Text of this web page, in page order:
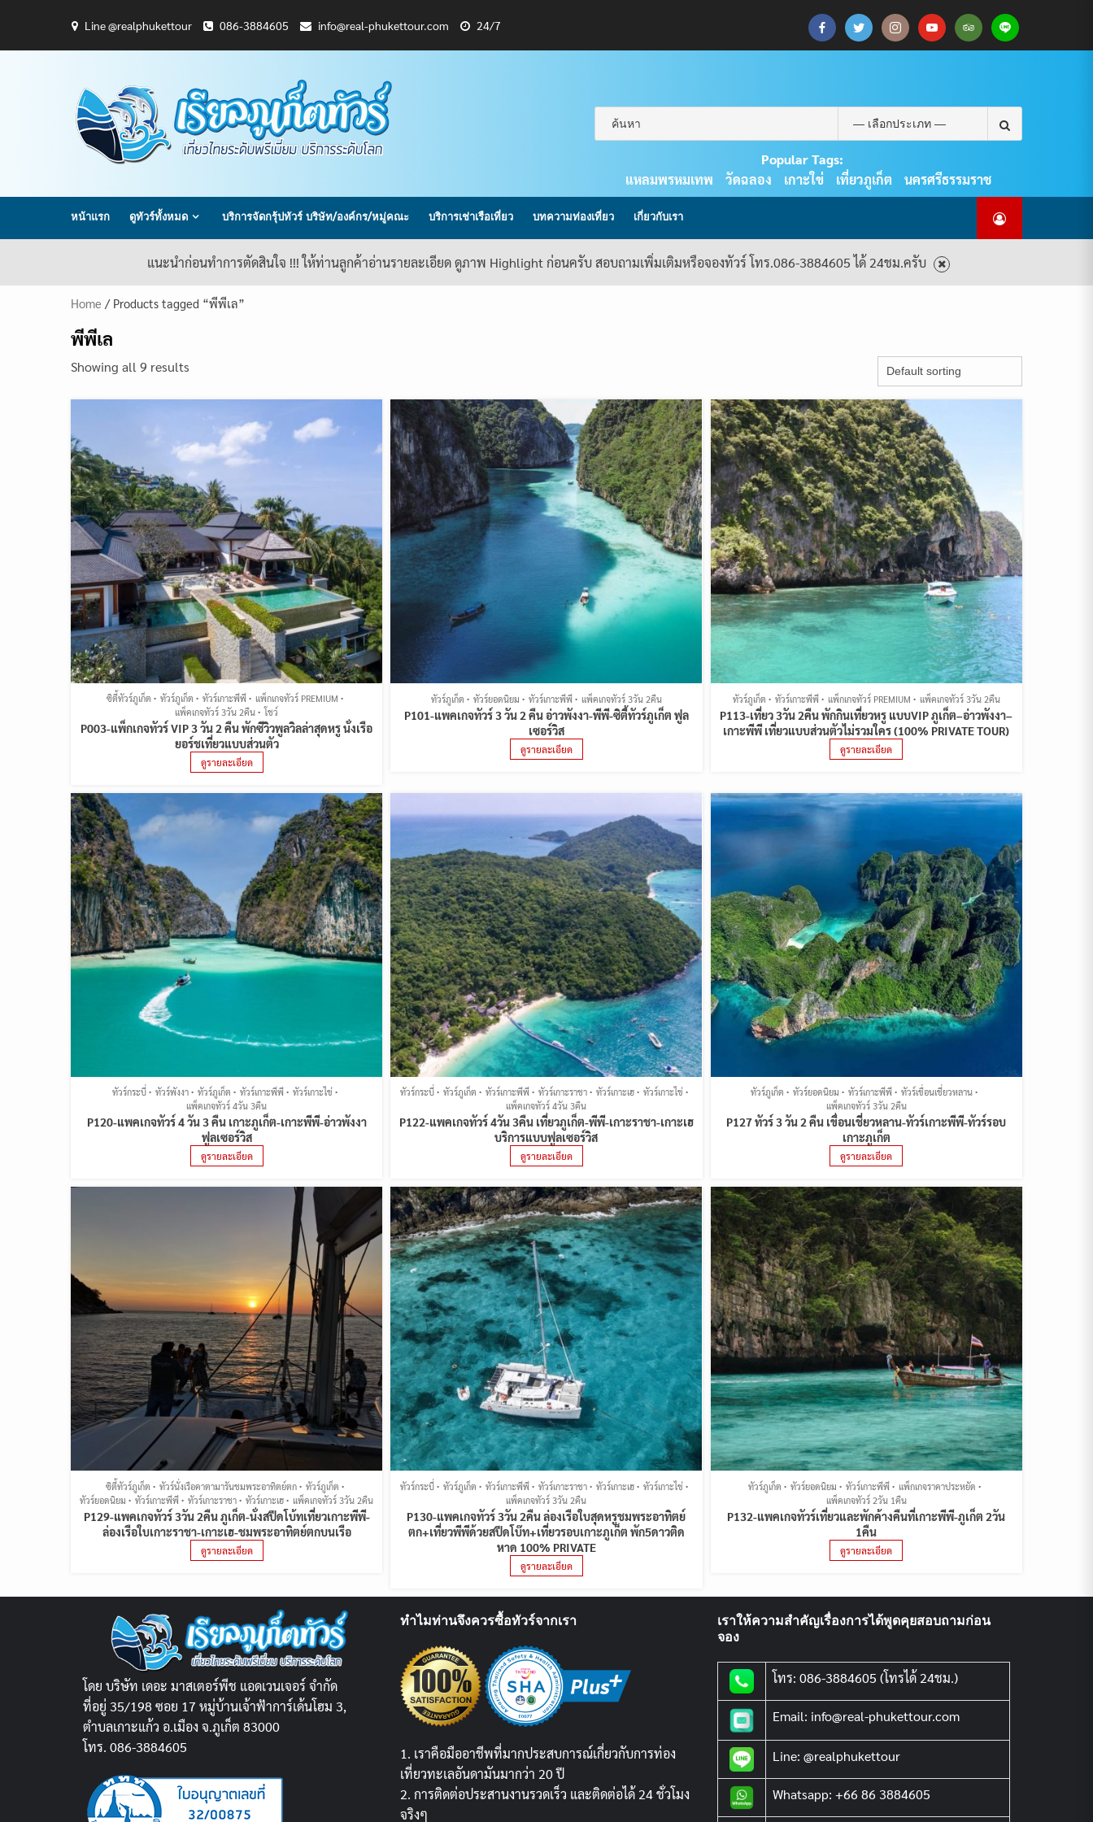
content
Line @realphukettour 086-3884605 info@real-phukettour.com
24/7
CHECKOUT
SAMPLE
บทความ
ยินดี
PHUKET
เกี่ยว
แพ็คเกจ
Search
for:
Popular Tags:
แหลมพรหมเทพ
วัดฉลอง เกาะใข่ เที่ยวภูเก็ต นครศรีธรรมราช
หน้าแรก ดูทัวร์ทั้งหมด บริการจัดกรุ้ปทัวร์ บริษัท/องค์กร/หมู่คณะ บริการเช่าเรือเที่ยว บทความท่องเที่ยว เกี่ยวกับเรา
แนะนำก่อนทำการตัดสินใจ !!! ให้ท่านลูกค้าอ่านรายละเอียด ดูภาพ Highlight ก่อนครับ สอบถามเพิ่มเติมหรือจองทัวร์ โทร.086-3884605 ได้ 24ชม.ครับ
Home / Products tagged “พีพีเล”
พีพีเล
Showing all 9 results
ซิตี้ทัวร์ภูเก็ต ทัวร์ภูเก็ต ทัวร์เกาะพีพี
แพ็กเกจทัวร์ PREMIUM
แพ็คเกจทัวร์ 3วัน 2คืน
โชว์
P003-แพ็กเกจทัวร์ VIP 3 วัน 2 คืน พักซีวิวพูลวิลล่าสุดหรู นั่งเรือ
ยอร์ชเที่ยวแบบส่วนตัว
ดูรายละเอียด
ทัวร์ภูเก็ต ทัวร์ยอดนิยม ทัวร์เกาะพีพี แพ็คเกจทัวร์ 3วัน 2คืน
P101-แพคเกจทัวร์ 3 วัน 2 คืน อ่าวพังงา-พีพี-ซิตี้ทัวร์ภูเก็ต ฟูล
เซอร์วิส
ดูรายละเอียด
ทัวร์ภูเก็ต ทัวร์เกาะพีพี แพ็กเกจทัวร์ PREMIUM แพ็คเกจทัวร์ 3วัน 2คืน
P113-เที่ยว 3วัน 2คืน พักกินเที่ยวหรู แบบVIP ภูเก็ต–อ่าวพังงา–
เกาะพีพี เที่ยวแบบส่วนตัวไม่รวมใคร (100% PRIVATE TOUR)
ดูรายละเอียด
ทัวร์กระบี่ ทัวร์พังงา ทัวร์ภูเก็ต ทัวร์เกาะพีพี
ทัวร์เกาะไข่
แพ็คเกจทัวร์ 4วัน 3คืน
P120-แพคเกจทัวร์ 4 วัน 3 คืน เกาะภูเก็ต-เกาะพีพี-อ่าวพังงา
ฟูลเซอร์วิส
ดูรายละเอียด
ทัวร์กระบี่ ทัวร์ภูเก็ต ทัวร์เกาะพีพี ทัวร์เกาะราชา ทัวร์เกาะเฮ
ทัวร์เกาะไข่
แพ็คเกจทัวร์ 4วัน 3คืน
P122-แพคเกจทัวร์ 4วัน 3คืน เที่ยวภูเก็ต-พีพี-เกาะราชา-เกาะเฮ
บริการแบบฟูลเซอร์วิส
ดูรายละเอียด
ทัวร์ภูเก็ต ทัวร์ยอดนิยม ทัวร์เกาะพีพี
ทัวร์เขื่อนเชี่ยวหลาน
แพ็คเกจทัวร์ 3วัน 2คืน
P127 ทัวร์ 3 วัน 2 คืน เขื่อนเชี่ยวหลาน-ทัวร์เกาะพีพี-ทัวร์รอบ
เกาะภูเก็ต
ดูรายละเอียด
ซิตี้ทัวร์ภูเก็ต ทัวร์นั่งเรือคาตามารันชมพระอาทิตย์ตก
ทัวร์ภูเก็ต
ทัวร์ยอดนิยม
ทัวร์เกาะพีพี ทัวร์เกาะราชา ทัวร์เกาะเฮ แพ็คเกจทัวร์ 3วัน 2คืน
P129-แพคเกจทัวร์ 3วัน 2คืน ภูเก็ต-นั่งสปีดโบ้ทเที่ยวเกาะพีพี-
ล่องเรือใบเกาะราชา-เกาะเฮ-ชมพระอาทิตย์ตกบนเรือ
ดูรายละเอียด
ทัวร์กระบี่ ทัวร์ภูเก็ต ทัวร์เกาะพีพี ทัวร์เกาะราชา ทัวร์เกาะเฮ
ทัวร์เกาะไข่
แพ็คเกจทัวร์ 3วัน 2คืน
P130-แพคเกจทัวร์ 3วัน 2คืน ล่องเรือใบสุดหรูชมพระอาทิตย์
ตก+เที่ยวพีพีด้วยสปีดโบ๊ท+เที่ยวรอบเกาะภูเก็ต พัก5ดาวติด
หาด 100% PRIVATE
ดูรายละเอียด
ทัวร์ภูเก็ต ทัวร์ยอดนิยม ทัวร์เกาะพีพี
แพ็กเกจราคาประหยัด
แพ็คเกจทัวร์ 2วัน 1คืน
P132-แพคเกจทัวร์เที่ยวและพักค้างคืนที่เกาะพีพี-ภูเก็ต 2วัน
1คืน
ดูรายละเอียด
โดย บริษัท เดอะ มาสเตอร์พีช แอดเวนเจอร์ จำกัด
ที่อยู่ 35/198 ซอย 17 หมู่บ้านเจ้าฟ้าการ์เด้นโฮม 3,
ตำบลเกาะแก้ว อ.เมือง จ.ภูเก็ต 83000
โทร. 086-3884605
ทำไมท่านจึงควรซื้อทัวร์จากเรา
1. เราคือมืออาชีพที่มากประสบการณ์เกี่ยวกับการท่อง
เที่ยวทะเลอันดามันมากว่า 20 ปี
2. การติดต่อประสานงานรวดเร็ว และติดต่อได้ 24 ชั่วโมง
จริงๆ
เราให้ความสำคัญเรื่องการได้พูดคุยสอบถามก่อน
จอง
โทร: 086-3884605 (โทรได้ 24ชม.)
Email: info@real-phukettour.com
Line: @realphukettour
Whatsapp: +66 86 3884605